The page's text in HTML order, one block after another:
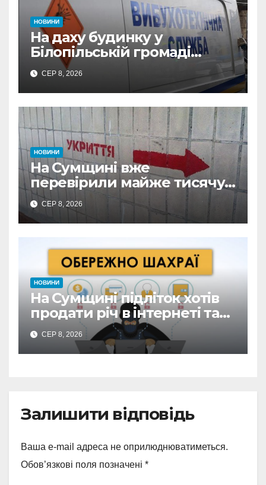
НОВИНИ
На даху будинку у
Білопільській громаді
знайшли 120-мм міну
СЕР 8, 2026
НОВИНИ
На Сумщині вже
перевірили майже тисячу
укриттів: де виявили
замкнені двері
СЕР 8, 2026
НОВИНИ
На Сумщині підліток хотів
продати річ в інтернеті та
втратив 39,2 тис. грн з
карток матері
СЕР 8, 2026
Залишити відповідь
Ваша e-mail адреса не оприлюднюватиметься.
Обов’язкові поля позначені *